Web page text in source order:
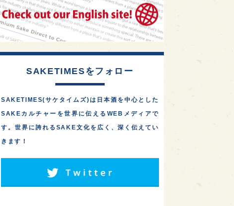
歌舞伎町 1 沖縄県 1 鳥取県
saketimes_image_4 1
摠兵衛商店「長瀞蔵」が、
公式オンラインストアを
2026年…